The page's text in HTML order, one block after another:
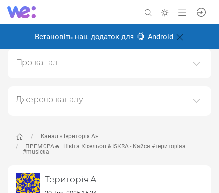
Встановіть наш додаток для Android
Канал «Територія А»
ПРЕМʼЄРА🔥. Нікіта Кісельов & ISKRA - Кайся #територіяа
#musicua
Територія А
Про канал
Створено: 18 лютого 2025
Джерело каналу
l/UC6oZi0YxLFCfZfg0wLBDOrw
популяризації та збільшення аудиторії його
підписників.
Переходьте за посиланнями в дописах для
отримання повної інформації про Автора, чи